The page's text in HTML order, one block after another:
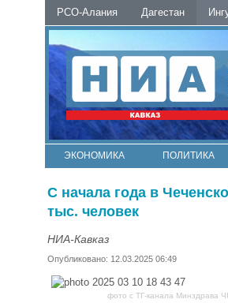
РСО-Алания Дагестан
ЭКОНОМИКА ПОЛИТИКА
С начала года в
тыс. человек
НИА-Кавказ
Опубликовано: 12.03.2025 06:49
фото с ТГ-канала Минздрава